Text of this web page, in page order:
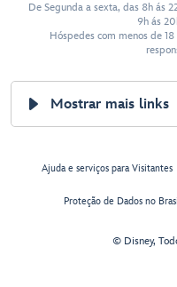
De Segunda a sexta, das 8h ás
9h ás
Hóspedes com menos de
Mostrar mais links
Ajuda e serviços para Visitantes
Proteção de Dados no
© Disney,